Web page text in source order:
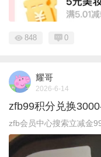
848 0
耀哥
2026-6-14
zfb99积分兑换
zfb会员中心搜索立减金